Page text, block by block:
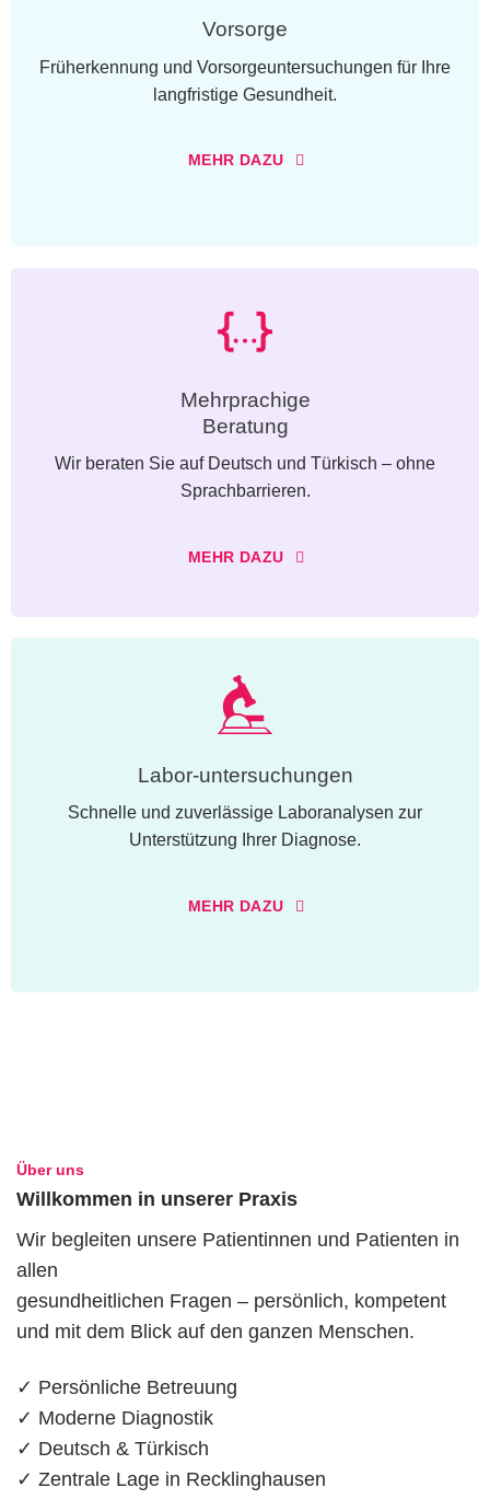
Vorsorge
Früherkennung und Vorsorgeuntersuchungen für Ihre
langfristige Gesundheit.
MEHR DAZU
Mehrprachige
Beratung
Wir beraten Sie auf Deutsch und Türkisch – ohne
Sprachbarrieren.
MEHR DAZU
Labor-untersuchungen
Schnelle und zuverlässige Laboranalysen zur
Unterstützung Ihrer Diagnose.
MEHR DAZU
Über uns
Willkommen in unserer Praxis
Wir begleiten unsere Patientinnen und Patienten in
allen
gesundheitlichen Fragen – persönlich, kompetent
und mit dem Blick auf den ganzen Menschen.
✓ Persönliche Betreuung
✓ Moderne Diagnostik
✓ Deutsch & Türkisch
✓ Zentrale Lage in Recklinghausen